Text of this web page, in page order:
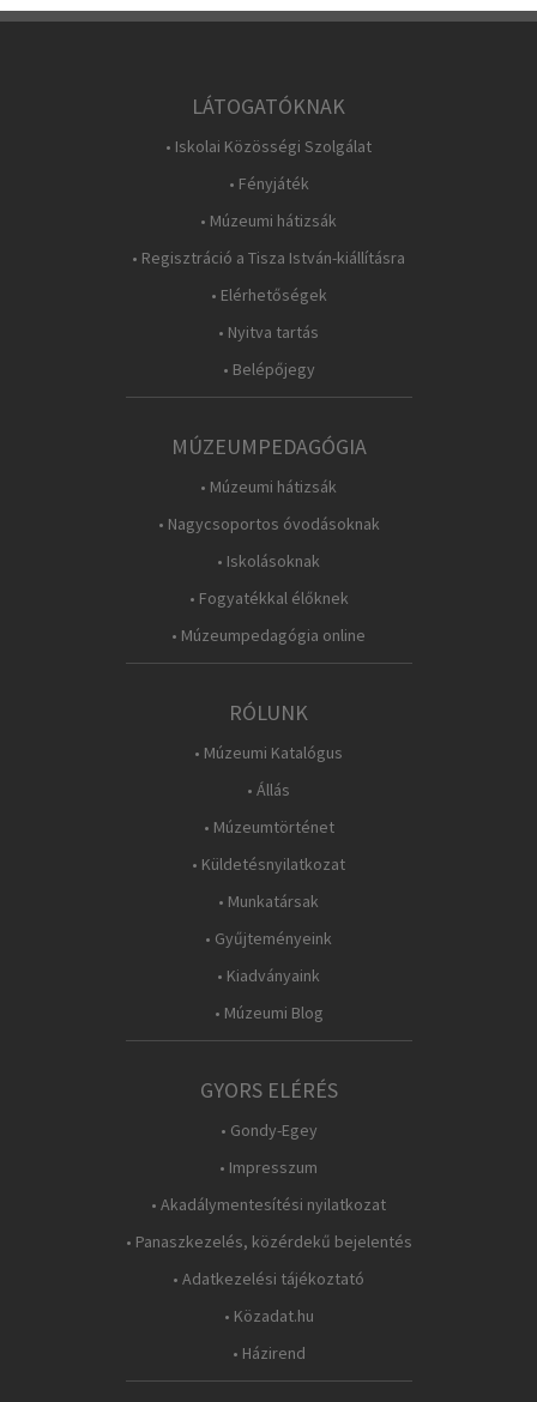
LÁTOGATÓKNAK
• Iskolai Közösségi Szolgálat
• Fényjáték
• Múzeumi hátizsák
• Regisztráció a Tisza István-kiállításra
• Elérhetőségek
• Nyitva tartás
• Belépőjegy
MÚZEUMPEDAGÓGIA
• Múzeumi hátizsák
• Nagycsoportos óvodásoknak
• Iskolásoknak
• Fogyatékkal élőknek
• Múzeumpedagógia online
RÓLUNK
• Múzeumi Katalógus
• Állás
• Múzeumtörténet
• Küldetésnyilatkozat
• Munkatársak
• Gyűjteményeink
• Kiadványaink
• Múzeumi Blog
GYORS ELÉRÉS
• Gondy-Egey
• Impresszum
• Akadálymentesítési nyilatkozat
• Panaszkezelés, közérdekű bejelentés
• Adatkezelési tájékoztató
• Közadat.hu
• Házirend